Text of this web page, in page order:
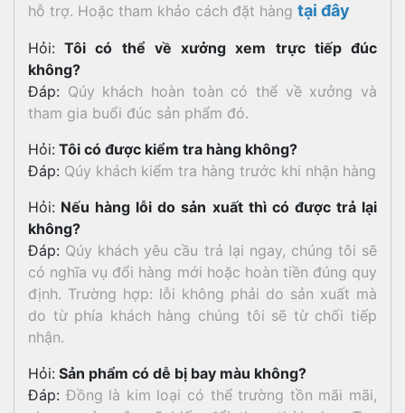
hỗ trợ. Hoặc tham khảo cách đặt hàng tại đây
Hỏi: Tôi có thể về xưởng xem trực tiếp đúc
không?
Đáp: Qúy khách hoàn toàn có thể về xưởng và
tham gia buổi đúc sản phẩm đó.
Hỏi: Tôi có được kiểm tra hàng không?
Đáp: Qúy khách kiểm tra hàng trước khi nhận hàng
Hỏi: Nếu hàng lỗi do sản xuất thì có được trả lại
không?
Đáp: Qúy khách yêu cầu trả lại ngay, chúng tôi sẽ
có nghĩa vụ đổi hàng mới hoặc hoàn tiền đúng quy
định. Trường hợp: lỗi không phải do sản xuất mà
do từ phía khách hàng chúng tôi sẽ từ chối tiếp
nhận.
Hỏi: Sản phẩm có dễ bị bay màu không?
Đáp: Đồng là kim loại có thể trường tồn mãi mãi,